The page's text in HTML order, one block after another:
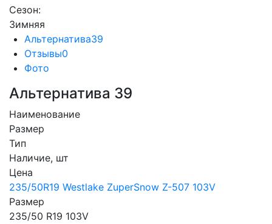
Сезон:
Зимняя
Альтернатива39
Отзывы0
Фото
Альтернатива 39
Наименование
Размер
Тип
Наличие, шт
Цена
235/50R19 Westlake ZuperSnow Z-507 103V
Размер
235/50 R19 103V